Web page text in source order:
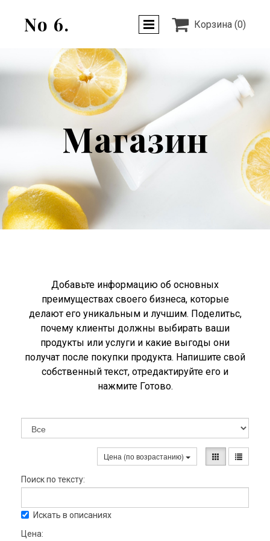
No 6.  Корзина (0)
Магазин
Добавьте информацию об основных
преимуществах своего бизнеса, которые
делают его уникальным и лучшим. Поделитьс,
почему клиенты должны выбирать ваши
продукты или услуги и какие выгоды они
получат после покупки продукта. Напишите свой
собственный текст, отредактируйте его и
нажмите Готово.
Цена (по возрастанию)
Поиск по тексту:
Искать в описаниях
Цена: